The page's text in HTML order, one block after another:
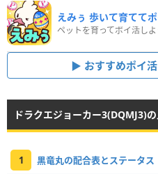
えみぅ 歩いて育てて
おすすめポイ
ドラクエジョーカー3(DQMJ3)
1 黒竜丸の配合表とステータス